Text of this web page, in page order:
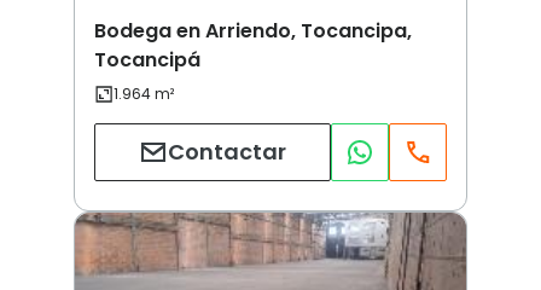
Bodega en Arriendo, Tocancipa,
Tocancipá
Contactar